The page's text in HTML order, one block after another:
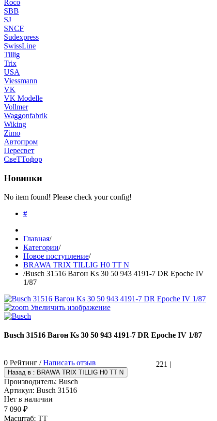
Roco
SBB
SJ
SNCF
Sudexpress
SwissLine
Tillig
Trix
USA
Viessmann
VK
VK Modelle
Vollmer
Waggonfabrik
Wiking
Zimo
Автопром
Пересвет
СвеТТофор
Новинки
No item found! Please check your config!
#
Главная/
Категории/
Новое поступление/
BRAWA TRIX TILLIG H0 TT N
/Busch 31516 Вагон Ks 30 50 943 4191-7 DR Epoche IV
1/87
Увеличить изображение
Busch 31516 Вагон Ks 30 50 943 4191-7 DR Epoche IV 1/87
221 |
0 Рейтинг /Написать отзыв
Производитель: Busch
Артикул: Busch 31516
Нет в наличии
7 090 ₽
Масштаб: TT